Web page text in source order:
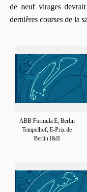
de neuf virages
dernières courses de la
ABB Formula E, Berlin
Tempelhof, E-Prix de
Berlin I&II